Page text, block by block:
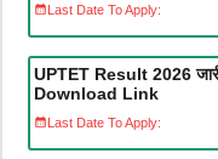
Last Date To Apply:
UPTET Result 2026
Download Link
Last Date To Apply: